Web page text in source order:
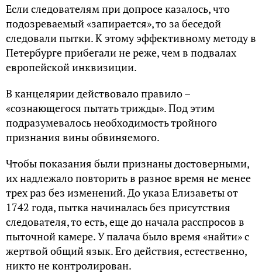
Если следователям при допросе казалось, что
подозреваемый «запирается», то за беседой
следовали пытки. К этому эффективному методу в
Петербурге прибегали не реже, чем в подвалах
европейской инквизиции.
В канцелярии действовало правило –
«сознающегося пытать трижды». Под этим
подразумевалось необходимость тройного
признания вины обвиняемого.
Чтобы показания были признаны достоверными,
их надлежало повторить в разное время не менее
трех раз без изменений. До указа Елизаветы от
1742 года, пытка начиналась без присутствия
следователя, то есть, еще до начала расспросов в
пыточной камере. У палача было время «найти» с
жертвой общий язык. Его действия, естественно,
никто не контролирован.